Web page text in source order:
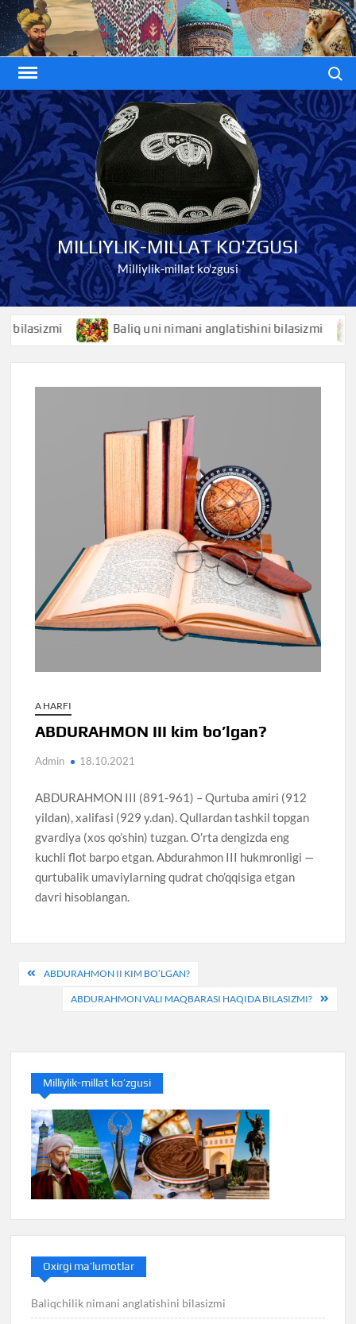
Skip
to
content
MILLIYLIK-MILLAT KO'ZGUSI
Milliylik-millat ko'zgusi
Baliq uni nimani anglatishini bilasizmi
A HARFI
ABDURAHMON III kim bo’lgan?
Admin 18.10.2021
ABDURAHMON III (891-961) – Qurtuba amiri (912
yildan), xalifasi (929 y.dan). Qullardan tashkil topgan
gvardiya (xos qo’shin) tuzgan. O’rta dengizda eng
kuchli flot barpo etgan. Abdurahmon III hukmronligi —
qurtubalik umaviylarning qudrat cho’qqisiga etgan
davri hisoblangan.
Post
menyusi
ABDURAHMON II KIM BO’LGAN?
ABDURAHMON VALI MAQBARASI HAQIDA BILASIZMI?
Milliylik-millat ko’zgusi
Oxirgi ma’lumotlar
Baliqchilik nimani anglatishini bilasizmi